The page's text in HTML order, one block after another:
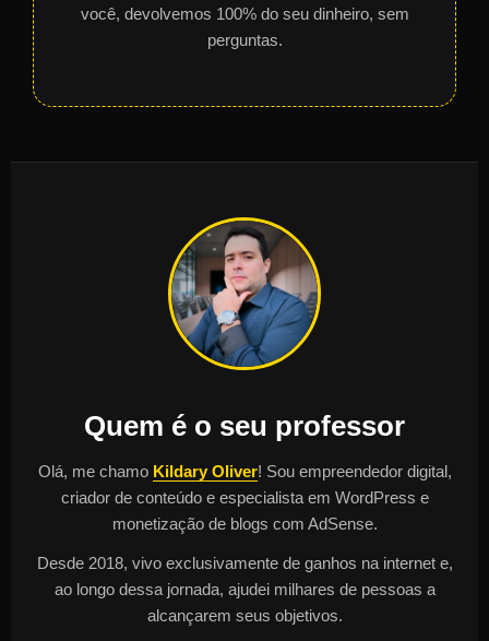
você, devolvemos 100% do seu dinheiro, sem
perguntas.
Quem é o seu professor
Olá, me chamo Kildary Oliver! Sou empreendedor digital,
criador de conteúdo e especialista em WordPress e
monetização de blogs com AdSense.
Desde 2018, vivo exclusivamente de ganhos na internet e,
ao longo dessa jornada, ajudei milhares de pessoas a
alcançarem seus objetivos.